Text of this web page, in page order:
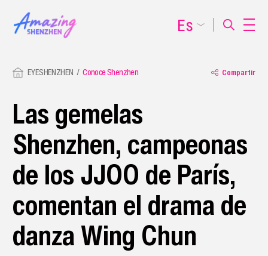
EYESHENZHEN Conoce Shenzhen Compartir
Las gemelas
Shenzhen, campeonas
de los JJOO de París,
comentan el drama de
danza Wing Chun
Es